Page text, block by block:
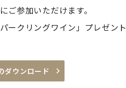
ご参加いただけます。
ークリングワイン」プレゼント
ダウンロード